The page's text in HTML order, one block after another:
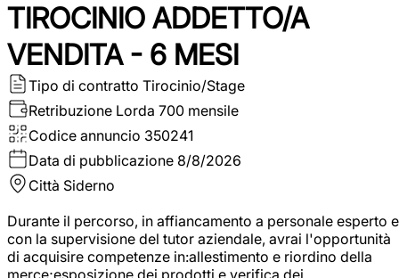
TIROCINIO ADDETTO/A
VENDITA - 6 MESI
Tipo di contratto Tirocinio/Stage
Retribuzione Lorda 700 mensile
Codice annuncio 350241
Data di pubblicazione 8/8/2026
Città Siderno
Durante il percorso, in affiancamento a personale esperto e
con la supervisione del tutor aziendale, avrai l'opportunità
di acquisire competenze in:allestimento e riordino della
merce;esposizione dei prodotti e verifica dei